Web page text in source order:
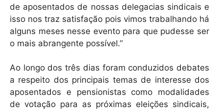
de aposentados de nossas delegacias sindicais e
isso nos traz satisfação pois vimos trabalhando há
alguns meses nesse evento para que pudesse ser
o mais abrangente possível.”
Ao longo dos três dias foram conduzidos debates
a respeito dos principais temas de interesse dos
aposentados e pensionistas como modalidades
de votação para as próximas eleições sindicais,